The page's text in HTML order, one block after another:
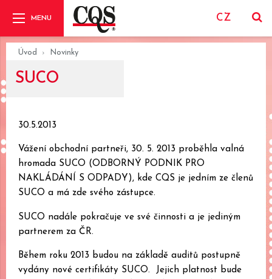
CZ
Úvod Novinky
SUCO
30.5.2013
Vážení obchodní partneři, 30. 5. 2013 proběhla valná
hromada SUCO (ODBORNÝ PODNIK PRO
NAKLÁDÁNÍ S ODPADY), kde CQS je jedním ze členů
SUCO a má zde svého zástupce.
SUCO nadále pokračuje ve své činnosti a je jediným
partnerem za ČR.
Během roku 2013 budou na základě auditů postupně
vydány nové certifikáty SUCO. Jejich platnost bude